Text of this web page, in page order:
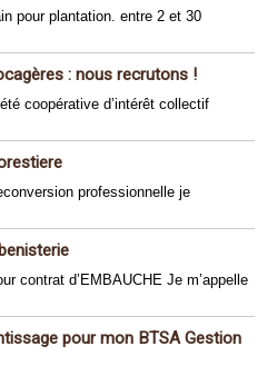
pour plantation. entre 2 et 30
: nous recrutons !
coopérative d’intérêt collectif
professionnelle je
contrat d’EMBAUCHE Je m’appelle
pour mon BTSA Gestion